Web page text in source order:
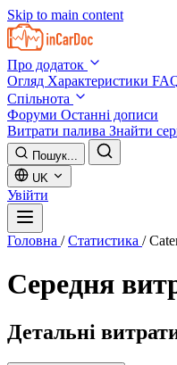
Skip to main content
Про додаток
Огляд Характеристики
Спільнота
Форуми Останні дописи
Витрати палива Знайти
Пошук...
UK
Увійти
Головна / Статистика /
Середня
Детальні